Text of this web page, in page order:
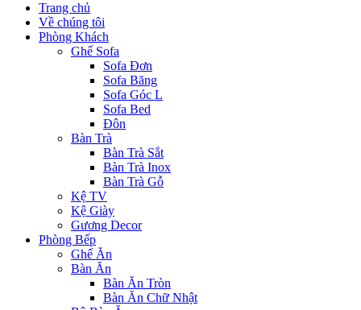
Trang chủ
Về chúng tôi
Phòng Khách
Ghế Sofa
Sofa Đơn
Sofa Băng
Sofa Góc L
Sofa Bed
Đôn
Bàn Trà
Bàn Trà Sắt
Bàn Trà Inox
Bàn Trà Gỗ
Kệ TV
Kệ Giày
Gương Decor
Phòng Bếp
Ghế Ăn
Bàn Ăn
Bàn Ăn Tròn
Bàn Ăn Chữ Nhật